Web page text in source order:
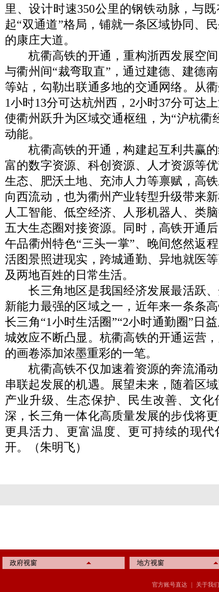
里、设计时速350公里的钢铁动脉，与
起“双通道”格局，铺就一条区域协同、
的康庄大道。
杭衢高铁的开通，重构浙西发展空间
与衢州间“裁弯取直”，通过建德、建德
等站，勾勒出联通多地的交通网络。从
1小时13分可达杭州西，2小时37分可达
使衢州跃升为区域交通枢纽，为“沪杭衢
动能。
杭衢高铁的开通，构建起互利共赢的
富的数字资源、科创资源、人才资源等
生态、肥沃土地、充沛人力等禀赋，高
向西流动，也为衢州产业转型升级带来
人工智能、低空经济、人形机器人、类
五大生态圈对接资源。同时，高铁开通
午品衢州特色“三头一掌”、晚间悠然返
活图景照进现实，跨城通勤、异地就医
及两地百姓的日常生活。
长三角地区是我国经济发展最活跃、
新能力最强的区域之一，近年来一条条
长三角“1小时生活圈”“2小时通勤圈”日
城效应不断凸显。杭衢高铁的开通运营
的画卷添加浓墨重彩的一笔。
杭衢高铁不仅加速着资源的奔流涌动
串联起发展的机遇。展望未来，随着区
产业升级、生态保护、民生改善、文
深，长三角一体化高质量发展的步伐将
更具活力、更富温度、更可持续的现
开。（朱明飞）
政府视窗 地方视窗
官方账号直达 关于我们